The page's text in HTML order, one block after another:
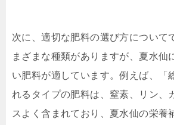
次に、適切な肥料の選び方について
まざまな種類がありますが、夏水仙
い肥料が適しています。例えば、「
れるタイプの肥料は、窒素、リン、
スよく含まれており、夏水仙の栄養